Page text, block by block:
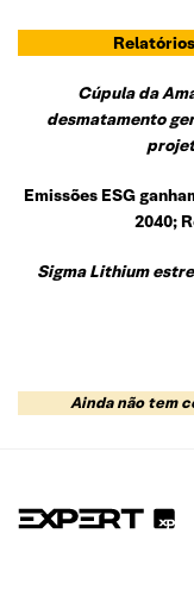
Cúpula da
desmatamento
Emissões ESG
2040;
Sigma Lithium
Ainda não tem